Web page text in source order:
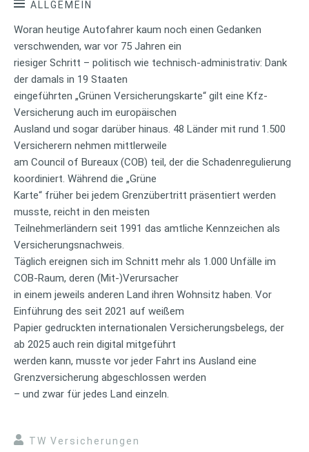
ALLGEMEIN
Woran heutige Autofahrer kaum noch einen Gedanken
verschwenden, war vor 75 Jahren ein
riesiger Schritt – politisch wie technisch-administrativ: Dank
der damals in 19 Staaten
eingeführten „Grünen Versicherungskarte“ gilt eine Kfz-
Versicherung auch im europäischen
Ausland und sogar darüber hinaus. 48 Länder mit rund 1.500
Versicherern nehmen mittlerweile
am Council of Bureaux (COB) teil, der die Schadenregulierung
koordiniert. Während die „Grüne
Karte“ früher bei jedem Grenzübertritt präsentiert werden
musste, reicht in den meisten
Teilnehmerländern seit 1991 das amtliche Kennzeichen als
Versicherungsnachweis.
Täglich ereignen sich im Schnitt mehr als 1.000 Unfälle im
COB-Raum, deren (Mit-)Verursacher
in einem jeweils anderen Land ihren Wohnsitz haben. Vor
Einführung des seit 2021 auf weißem
Papier gedruckten internationalen Versicherungsbelegs, der
ab 2025 auch rein digital mitgeführt
werden kann, musste vor jeder Fahrt ins Ausland eine
Grenzversicherung abgeschlossen werden
– und zwar für jedes Land einzeln.
TW Versicherungen